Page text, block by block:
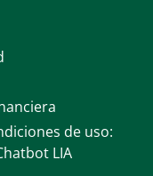
de uso:
LIA